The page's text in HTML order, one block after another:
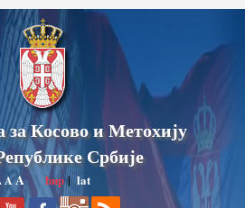
за Косово и Метохију
Србије
AA ћир|lat